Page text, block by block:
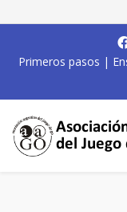
Primeros pasos |